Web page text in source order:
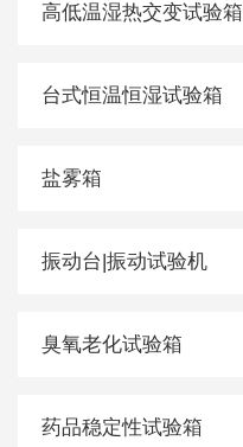
高低温湿热交变试验箱
台式恒温恒湿试验箱
盐雾箱
振动台|振动试验机
臭氧老化试验箱
药品稳定性试验箱